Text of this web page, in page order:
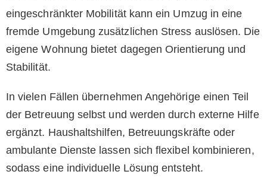
eingeschränkter Mobilität kann ein Umzug in eine
fremde Umgebung zusätzlichen Stress auslösen. Die
eigene Wohnung bietet dagegen Orientierung und
Stabilität.
In vielen Fällen übernehmen Angehörige einen Teil
der Betreuung selbst und werden durch externe Hilfe
ergänzt. Haushaltshilfen, Betreuungskräfte oder
ambulante Dienste lassen sich flexibel kombinieren,
sodass eine individuelle Lösung entsteht.